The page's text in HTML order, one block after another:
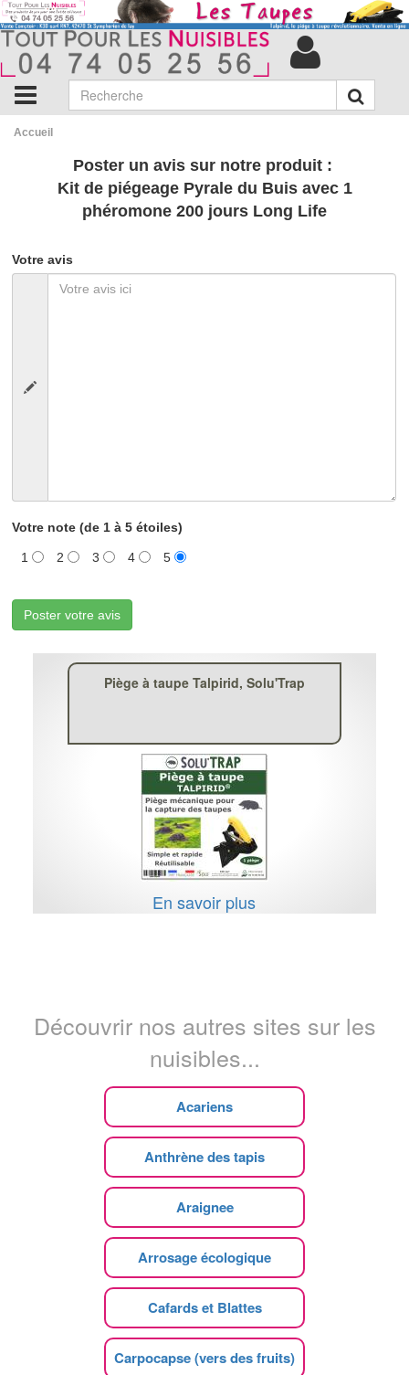
Accueil
Poster un avis sur notre produit :
Kit de piégeage Pyrale du Buis avec 1
phéromone 200 jours Long Life
Votre avis
Votre note (de 1 à 5 étoiles)
1 2 3 4 5
Poster votre avis
Piège à taupe Talpirid, Solu'Trap
En savoir plus
Découvrir nos autres sites sur les
nuisibles...
Acariens
Anthrène des tapis
Araignee
Arrosage écologique
Cafards et Blattes
Carpocapse (vers des fruits)